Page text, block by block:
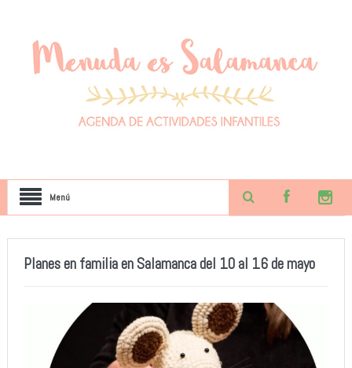
Menú
Planes en familia en Salamanca del 10 al 16 de mayo